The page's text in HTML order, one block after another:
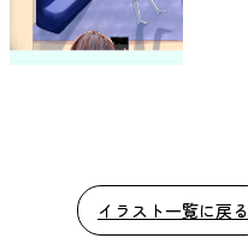
イラスト一覧に戻る